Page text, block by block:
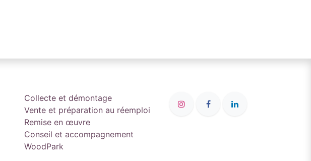
Collecte et démontage
Vente et préparation au réemploi
Remise en œuvre
Conseil et accompagnement
WoodPark